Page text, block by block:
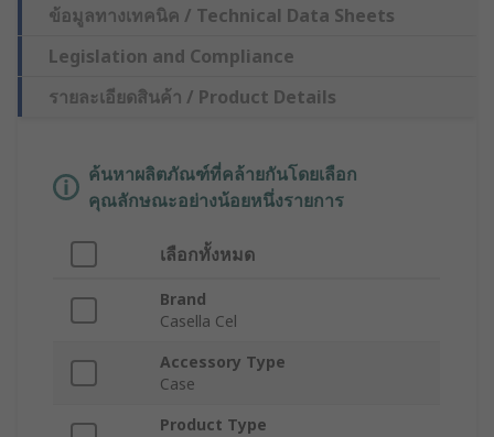
ข้อมูลทางเทคนิค / Technical Data Sheets
Legislation and Compliance
รายละเอียดสินค้า / Product Details
ค้นหาผลิตภัณฑ์ที่คล้ายกันโดยเลือก
คุณลักษณะอย่างน้อยหนึ่งรายการ
เลือกทั้งหมด
Brand
Casella Cel
Accessory Type
Case
Product Type